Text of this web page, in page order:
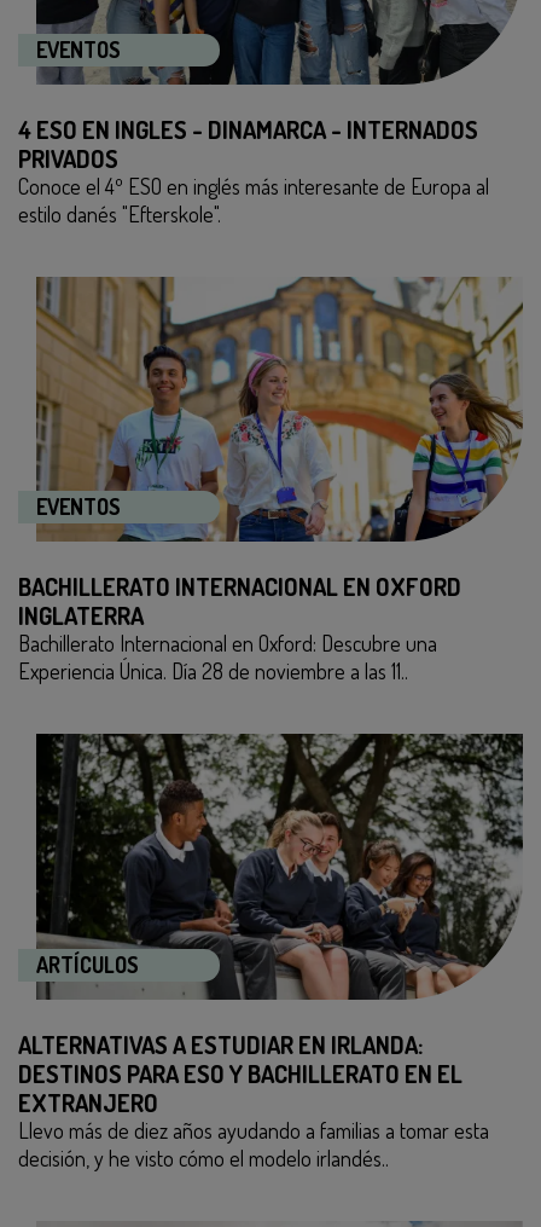
EVENTOS
4 ESO EN INGLES - DINAMARCA - INTERNADOS
PRIVADOS
Conoce el 4º ESO en inglés más interesante de Europa al
estilo danés "Efterskole".
EVENTOS
BACHILLERATO INTERNACIONAL EN OXFORD
INGLATERRA
Bachillerato Internacional en Oxford: Descubre una
Experiencia Única. Día 28 de noviembre a las 11..
ARTÍCULOS
ALTERNATIVAS A ESTUDIAR EN IRLANDA:
DESTINOS PARA ESO Y BACHILLERATO EN EL
EXTRANJERO
Llevo más de diez años ayudando a familias a tomar esta
decisión, y he visto cómo el modelo irlandés..